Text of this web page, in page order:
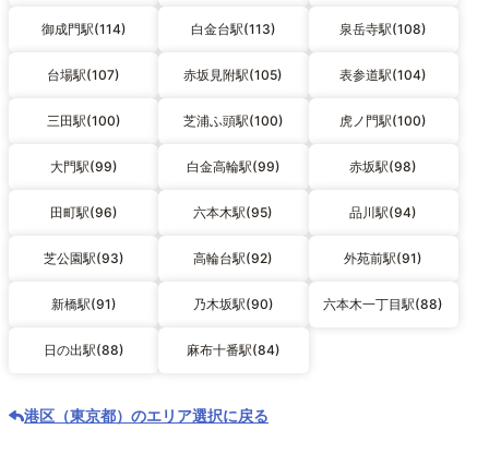
御成門駅(114) 白金台駅(113) 泉岳寺駅(108)
台場駅(107) 赤坂見附駅(105) 表参道駅(104)
三田駅(100) 芝浦ふ頭駅(100) 虎ノ門駅(100)
大門駅(99) 白金高輪駅(99) 赤坂駅(98)
田町駅(96) 六本木駅(95) 品川駅(94)
芝公園駅(93) 高輪台駅(92) 外苑前駅(91)
新橋駅(91) 乃木坂駅(90) 六本木一丁目駅(88)
日の出駅(88) 麻布十番駅(84)
港区（東京都）のエリア選択に戻る